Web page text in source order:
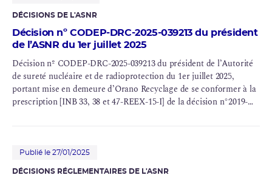
DÉCISIONS DE L'ASNR
Décision nº CODEP-DRC-2025-039213 du président
de l’ASNR du 1er juillet 2025
Décision nº CODEP-DRC-2025-039213 du président de l’Autorité
de sureté nucléaire et de radioprotection du 1er juillet 2025,
portant mise en demeure d’Orano Recyclage de se conformer à la
prescription [INB33, 38 et 47-REEX-15-I] de la décision n°2019-
Publié le 27/01/2025
DÉCISIONS RÉGLEMENTAIRES DE L'ASNR